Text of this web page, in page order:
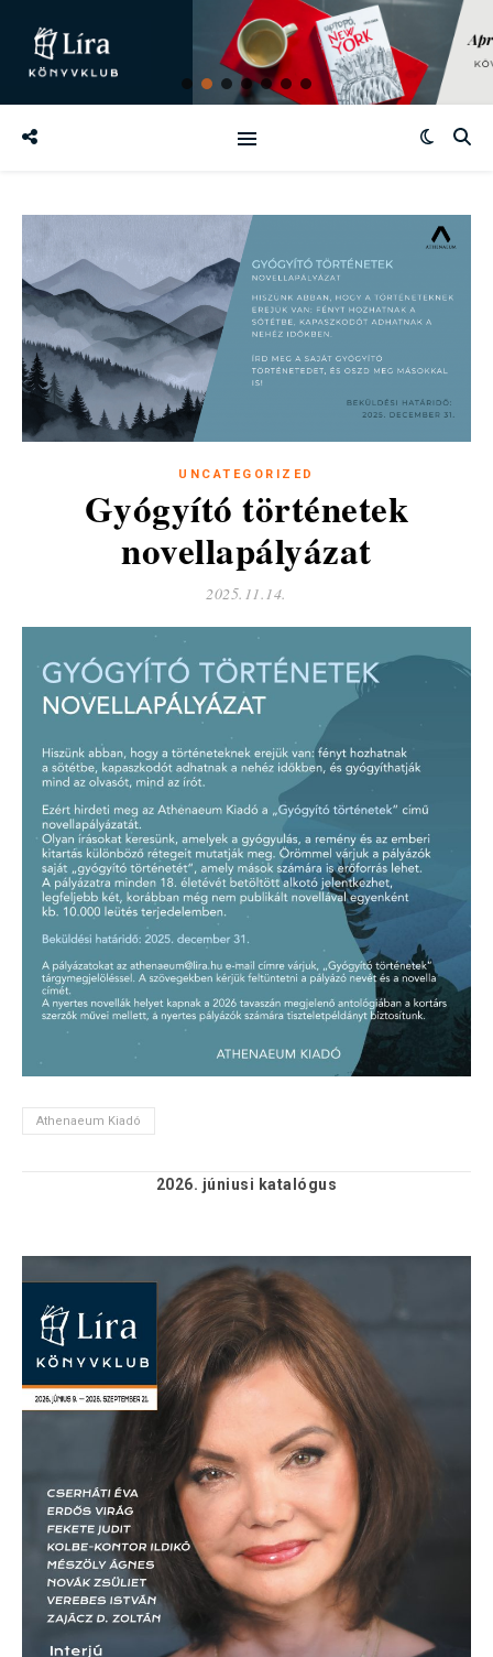
UNCATEGORIZED
Gyógyító történetek
novellapályázat
2025.11.14.
Athenaeum Kiadó
2026. júniusi katalógus